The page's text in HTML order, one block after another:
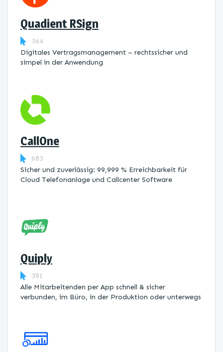
Quadient RSign
364
Digitales Vertragsmanagement – rechtssicher und
simpel in der Anwendung
CallOne
683
Sicher und zuverlässig: 99,999 % Erreichbarkeit für
Cloud Telefonanlage und Callcenter Software
Quiply
381
Alle Mitarbeitenden per App schnell & sicher
verbunden, im Büro, in der Produktion oder unterwegs